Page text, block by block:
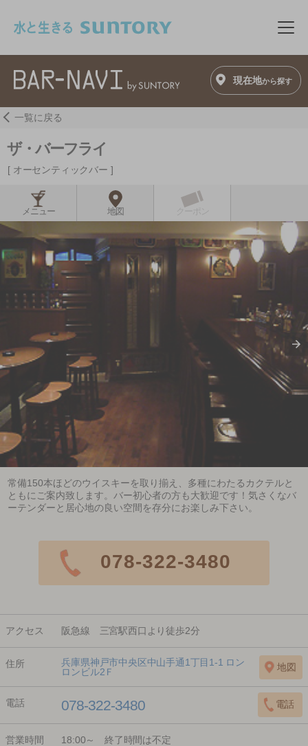
メ
現在地から探す
一覧に戻る
ザ・バーフライ
オーセンティックバー
メニュー 地図
常備150本ほどのウイスキーを取り揃え、多種にわたるカクテルと
ともにご案内致します。バー初心者の方も大歓迎です！気さくなバ
ーテンダーと居心地の良い空間を存分にお楽しみ下さい。
078-322-3480
アクセス 阪急線 三宮駅西口より徒歩2分
住所
兵庫県神戸市中央区中山手通1丁目1-1 ロン
ロンビル2Ｆ
電話 078-322-3480
営業時間 18:00～ 終了時間は不定